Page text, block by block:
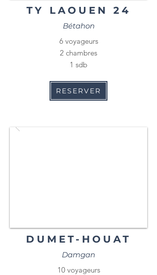
TY LAOUEN 24
Bétahon
6 voyageurs
2 chambres
1 sdb
RESERVER
DUMET-HOUAT
Damgan
10 voyageurs